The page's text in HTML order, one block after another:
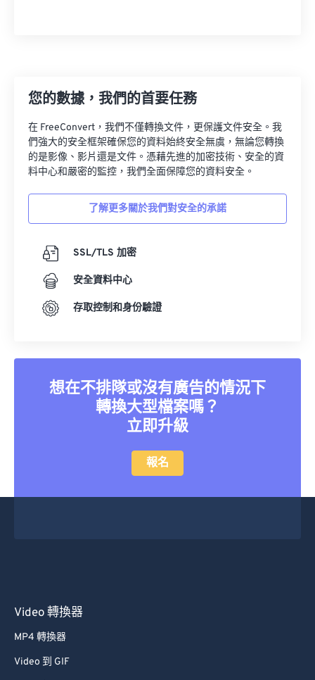
您的數據，我們的首要任務
在 FreeConvert，我們不僅轉換文件，更保護文件安全。我
們強大的安全框架確保您的資料始終安全無虞，無論您轉換
的是影像、影片還是文件。憑藉先進的加密技術、安全的資
料中心和嚴密的監控，我們全面保障您的資料安全。
了解更多關於我們對安全的承諾
SSL/TLS 加密
安全資料中心
存取控制和身份驗證
想在不排隊或沒有廣告的情況下
轉換大型檔案嗎？
立即升級
報名
Video 轉換器
MP4 轉換器
Video 到 GIF